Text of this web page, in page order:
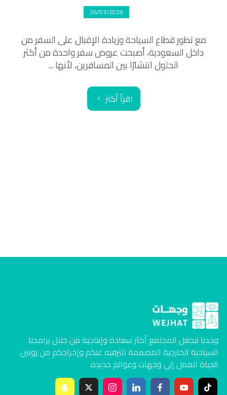
26/03/2026
مع تطور قطاع السياحة وزيادة الإقبال على السفر من
داخل السعودية، أصبحت عروض سفر واحدة من أكثر
الحلول انتشارًا بين المسافرين، لأنها ...
اقرأ أكثر
وجدنا لنجعل المجتمع أكثر سعادة وإنتاجية من خلال برامجنا
السياحية الخارجية المصممة للترفيه عنكم وإخراجكم من روتين
الحياة الممل إلى وجهات وعوالم جديدة